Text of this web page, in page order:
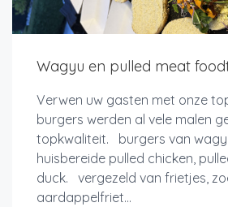
Wagyu en pulled meat
Verwen uw gasten met onze
burgers werden al vele malen
topkwaliteit. burgers van
huisbereide pulled chicken,
duck. vergezeld van frietjes,
aardappelfriet...